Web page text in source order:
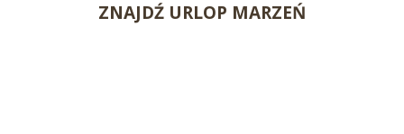
ZNAJDŹ URLOP MARZEŃ